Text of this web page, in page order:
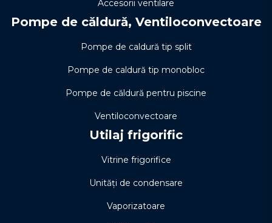
Accesorii ventilare
Pompe de căldură, Ventiloconvectoare
Pompe de caldură tip split
Pompe de caldură tip monobloc
Pompe de căldură pentru piscine
Ventiloconvectoare
Utilaj frigorific
Vitrine frigorifice
Unități de condensare
Vaporizatoare